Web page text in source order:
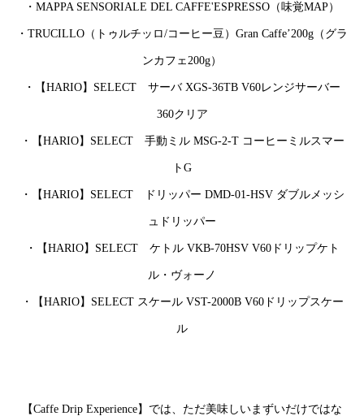
・MAPPA SENSORIALE DEL CAFFE'ESPRESSO（味覚MAP）
・TRUCILLO（トゥルチッロ/コーヒー豆）Gran Caffe’200g（グラ
ンカフェ200g）
・【HARIO】SELECT サーバ XGS-36TB V60レンジサーバー
360クリア
・【HARIO】SELECT 手動ミル MSG-2-T コーヒーミルスマー
トG
・【HARIO】SELECT ドリッパー DMD-01-HSV ダブルメッシ
ュドリッパー
・【HARIO】SELECT ケトル VKB-70HSV V60ドリップケト
ル・ヴォーノ
・【HARIO】SELECT スケール VST-2000B V60ドリップスケー
ル
【Caffe Drip Experience】では、ただ美味しいまずいだけではな